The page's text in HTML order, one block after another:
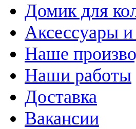
Домик для
Аксессуары и
Наше
Наши работы
Доставка
Вакансии